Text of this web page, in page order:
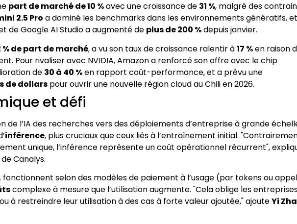
part de marché de 10 %avec une croissance de 31 %, malgré des
2.5 Pro a dominé les benchmarks dans les environnements génératifs, et
de Google AI Studio a augmenté de plus de 200 %depuis janvier.
% de part de marché, a vu son taux de croissance ralentir à17 %en raison
Pour rivaliser avec NVIDIA, Amazon a renforcé son offre avec le chip
de 30 à 40 %en rapport coût-performance, et a prévu une
de dollars pour ouvrir une nouvelle région cloud au Chili en 2026.
et défi
de l’IA des recherches vers des déploiements d’entreprise à grande
inférence, plus cruciaux que ceux liés à l’entraînement initial.
unique, l’inférence représente un coût opérationnel récurrent",
Canalys.
fonctionnent selon des modèles de paiement à l’usage (par tokens ou
complexe à mesure que l’utilisation augmente. "Cela oblige les
à restreindre leur utilisation à des cas à forte valeur ajoutée," ajouteYi